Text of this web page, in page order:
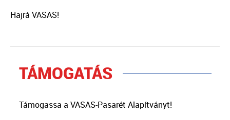
Hajrá VASAS!
TÁMOGATÁS
Támogassa a VASAS-Pasarét Alapítványt!